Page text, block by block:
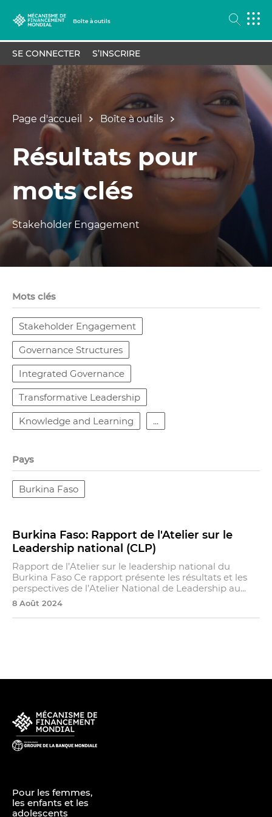
Boîte à outils
SE CONNECTER S’INSCRIRE
Page d'accueil Boîte à outils
Résultats pour
mots clés
Stakeholder Engagement
Mots clés
Stakeholder Engagement
Governance Structures
Integrated Governance
Transformative Leadership
Knowledge and Learning ...
Pays
Burkina Faso
Burkina Faso: Rapport de l'Atelier sur le
Leadership national (CLP)
Rapport de l’Atelier sur le leadership national du
Burkina Faso Ce rapport présente les résultats et les
perspectives de l’Atelier National de Leadership au...
8 Août 2024
Pour les femmes,
les enfants et les
adolescents